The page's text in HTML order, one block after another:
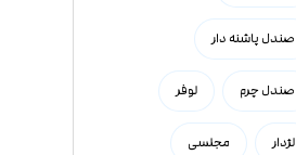
صندل پاشنه دار
صندل چرم لوفر
لژدار مجلسی